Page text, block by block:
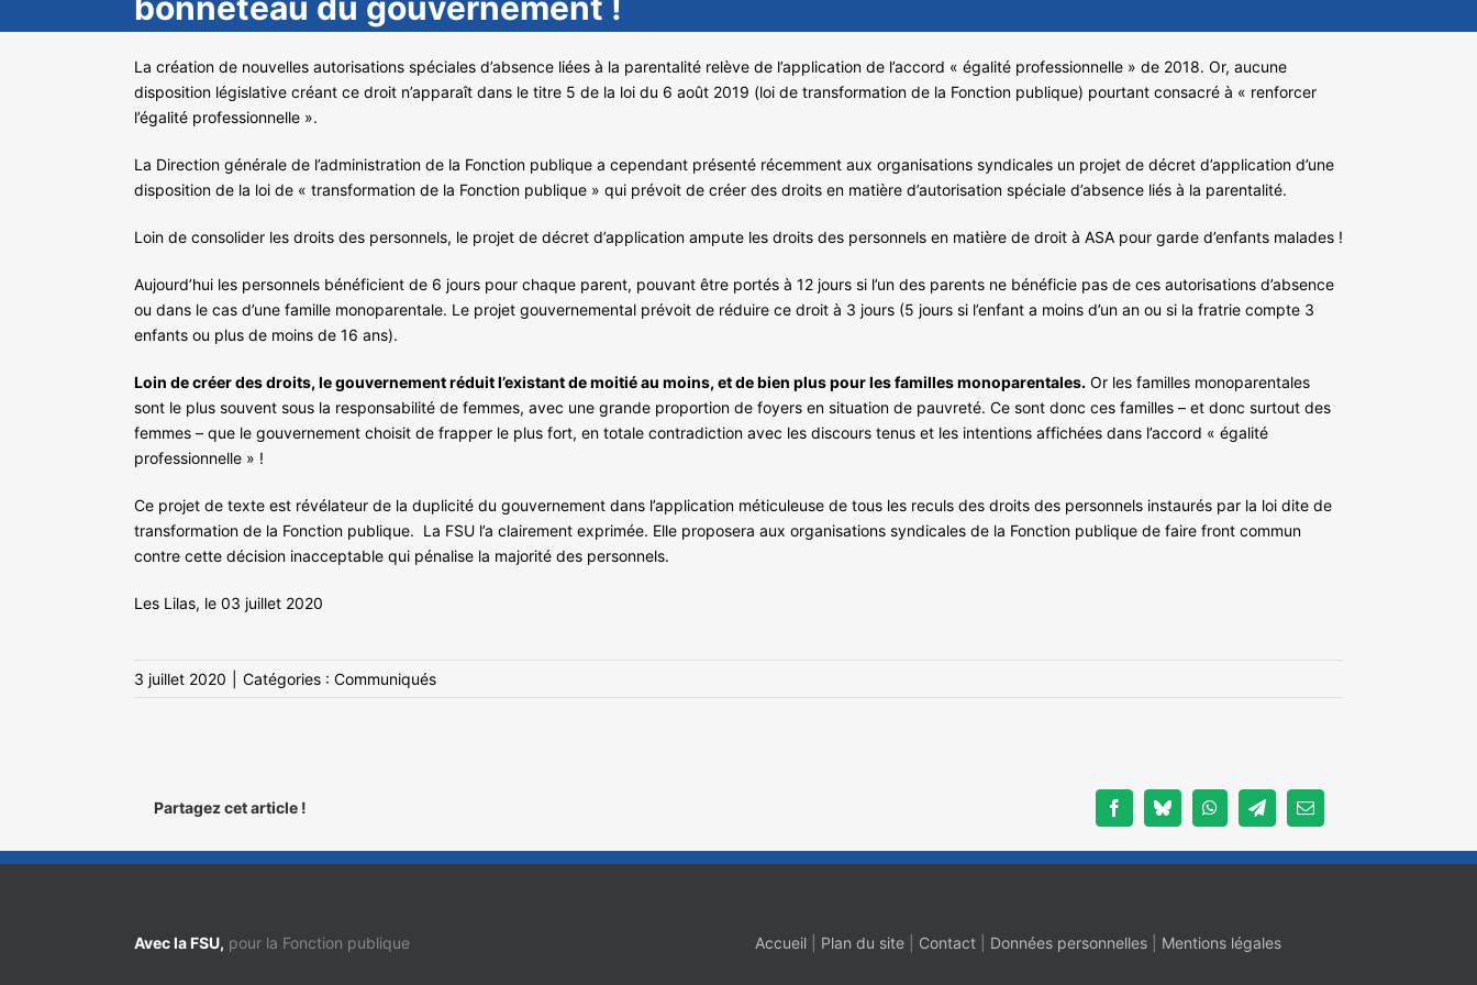
La création de nouvelles autorisations spéciales d’absence liées à la parentalité relève de l’application de l’accord « égalité professionnelle » de 2018. Or, aucune
disposition législative créant ce droit n’apparaît dans le titre 5 de la loi du 6 août 2019 (loi de transformation de la Fonction publique) pourtant consacré à « renforcer
l’égalité professionnelle ».
La Direction générale de l’administration de la Fonction publique a cependant présenté récemment aux organisations syndicales un projet de décret d’application d’une
disposition de la loi de « transformation de la Fonction publique » qui prévoit de créer des droits en matière d’autorisation spéciale d’absence liés à la parentalité.
Loin de consolider les droits des personnels, le projet de décret d’application ampute les droits des personnels en matière de droit à ASA pour garde d’enfants malades !
Aujourd’hui les personnels bénéficient de 6 jours pour chaque parent, pouvant être portés à 12 jours si l’un des parents ne bénéficie pas de ces autorisations d’absence
ou dans le cas d’une famille monoparentale. Le projet gouvernemental prévoit de réduire ce droit à 3 jours (5 jours si l’enfant a moins d’un an ou si la fratrie compte 3
enfants ou plus de moins de 16 ans).
Loin de créer des droits, le gouvernement réduit l’existant de moitié au moins, et de bien plus pour les familles monoparentales. Or les familles monoparentales
sont le plus souvent sous la responsabilité de femmes, avec une grande proportion de foyers en situation de pauvreté. Ce sont donc ces familles – et donc surtout des
femmes – que le gouvernement choisit de frapper le plus fort, en totale contradiction avec les discours tenus et les intentions affichées dans l’accord « égalité
professionnelle » !
Ce projet de texte est révélateur de la duplicité du gouvernement dans l’application méticuleuse de tous les reculs des droits des personnels instaurés par la loi dite de
transformation de la Fonction publique. La FSU l’a clairement exprimée. Elle proposera aux organisations syndicales de la Fonction publique de faire front commun
contre cette décision inacceptable qui pénalise la majorité des personnels.
Les Lilas, le 03 juillet 2020
3 juillet 2020 Catégories : Communiqués
Partagez cet article ! FacebookBlueskyWhatsAppTelegramEmail
Avec la FSU, pour la Fonction publique Accueil Plan du site Contact Données personnelles Mentions légales